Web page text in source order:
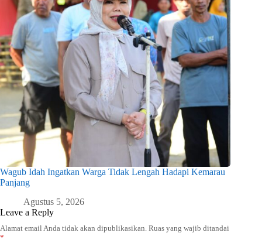
Wagub Idah Ingatkan Warga Tidak Lengah Hadapi Kemarau
Panjang
Agustus 5, 2026
Leave a Reply
Alamat email Anda tidak akan dipublikasikan. Ruas yang wajib ditandai
*